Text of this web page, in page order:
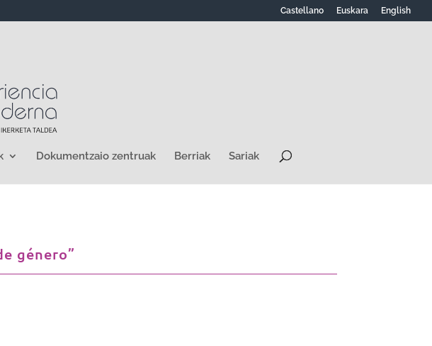
Castellano Euskara English
Dokumentzaio zentruak Berriak Sariak
género”